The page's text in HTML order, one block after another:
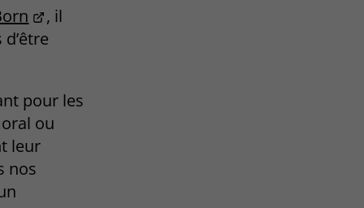
, il
pour les
ou
leur
nos